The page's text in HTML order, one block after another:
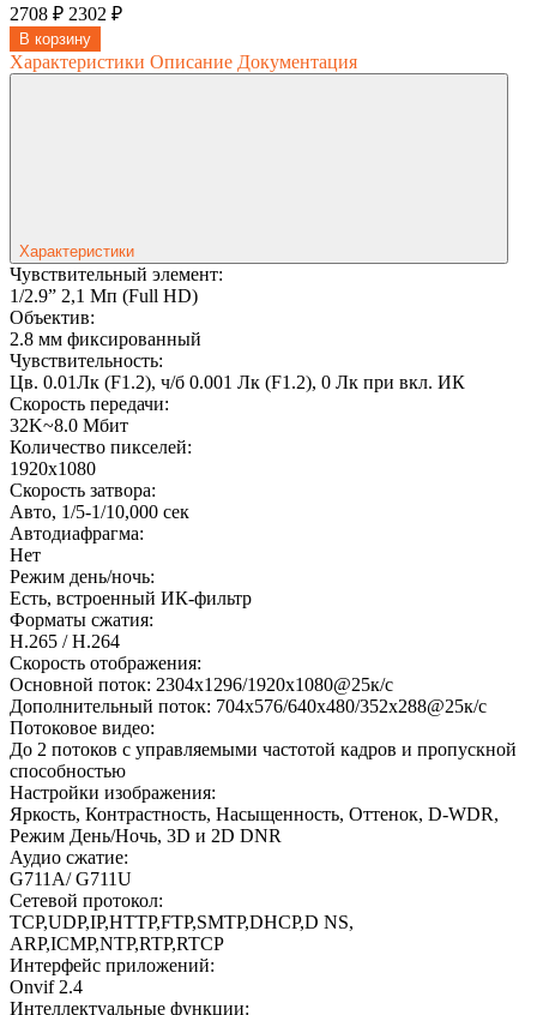
2708 ₽ 2302 ₽
В корзину
Характеристики Описание Документация
Характеристики
Чувствительный элемент:
1/2.9” 2,1 Мп (Full HD)
Объектив:
2.8 мм фиксированный
Чувствительность:
Цв. 0.01Лк (F1.2), ч/б 0.001 Лк (F1.2), 0 Лк при вкл. ИК
Скорость передачи:
32K~8.0 Мбит
Количество пикселей:
1920x1080
Скорость затвора:
Авто, 1/5-1/10,000 сек
Автодиафрагма:
Нет
Режим день/ночь:
Есть, встроенный ИК-фильтр
Форматы сжатия:
H.265 / H.264
Скорость отображения:
Основной поток: 2304x1296/1920х1080@25к/с
Дополнительный поток: 704x576/640х480/352х288@25к/с
Потоковое видео:
До 2 потоков с управляемыми частотой кадров и пропускной
способностью
Настройки изображения:
Яркость, Контрастность, Насыщенность, Оттенок, D-WDR,
Режим День/Ночь, 3D и 2D DNR
Аудио сжатие:
G711A/ G711U
Сетевой протокол:
TCP,UDP,IP,HTTP,FTP,SMTP,DHCP,D NS,
ARP,ICMP,NTP,RTP,RTCP
Интерфейс приложений:
Onvif 2.4
Интеллектуальные функции: